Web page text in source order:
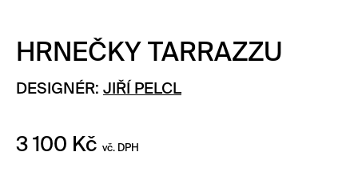
HRNEČKY TARRAZZU
DESIGNÉR: JIŘÍ PELCL
3 100 Kč vč. DPH